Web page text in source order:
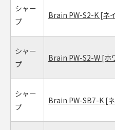
シャー
プ
Brain PW-S2-K [ネ
シャー
プ
Brain PW-S2-W [ホ
シャー
プ
Brain PW-SB7-K [